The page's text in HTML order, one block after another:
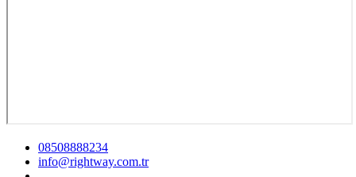
08508888234
info@rightway.com.tr